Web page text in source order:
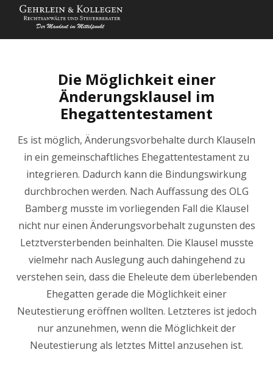
Die Möglichkeit einer
Änderungsklausel im
Ehegattentestament
Es ist möglich, Änderungsvorbehalte durch Klauseln
in ein gemeinschaftliches Ehegattentestament zu
integrieren. Dadurch kann die Bindungswirkung
durchbrochen werden. Nach Auffassung des OLG
Bamberg musste im vorliegenden Fall die Klausel
nicht nur einen Änderungsvorbehalt zugunsten des
Letztversterbenden beinhalten. Die Klausel musste
vielmehr nach Auslegung auch dahingehend zu
verstehen sein, dass die Eheleute dem überlebenden
Ehegatten gerade die Möglichkeit einer
Neutestierung eröffnen wollten. Letzteres ist jedoch
nur anzunehmen, wenn die Möglichkeit der
Neutestierung als letztes Mittel anzusehen ist.